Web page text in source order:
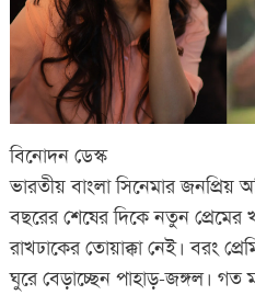
বিনোদন ডেস্ক
ভারতীয় বাংলা সিনেমার জনপ্রিয়
বছরের শেষের দিকে নতুন
রাখঢাকের তোয়াক্কা নেই। বরং
ঘুরে বেড়াচ্ছেন পাহাড়-জঙ্গল। গত